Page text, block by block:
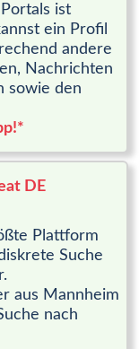
ist
ein Profil
andere
Nachrichten
sowie den
Plattform
Suche
aus Mannheim
nach